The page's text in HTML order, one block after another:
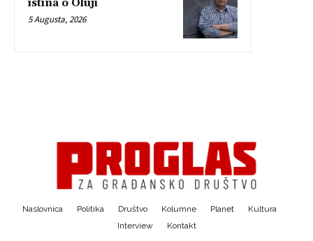
istina o Oluji
5 Augusta, 2026
Naslovnica Politika Društvo Kolumne Planet
Kultura
Interview
Kontakt